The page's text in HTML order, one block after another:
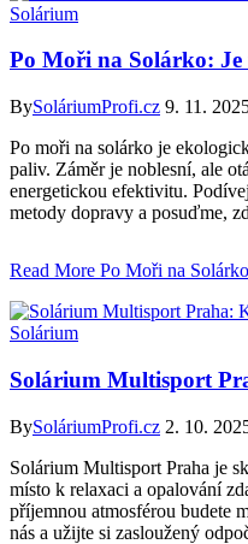
Solárium
Po Moři na Solárko:
BySoláriumProfi.cz 9. 11.
Po moři na solárko je
paliv. Záměr je noblesní, ale
energetickou efektivitu.
metody dopravy a posuďme,
Read More Po Moři na
Solárium
Solárium Multisport
BySoláriumProfi.cz 2. 10.
Solárium Multisport Praha je
místo k relaxaci a opalování
příjemnou atmosférou budete
nás a užijte si zasloužený